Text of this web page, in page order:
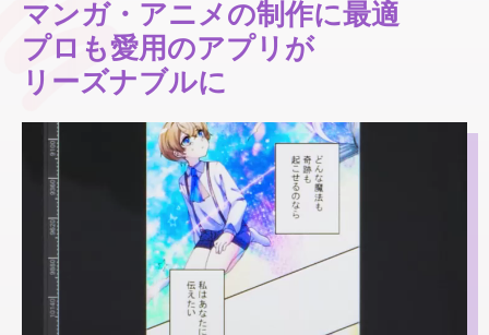
マンガ・アニメの制作に最適
プロも愛用のアプリが
リーズナブルに